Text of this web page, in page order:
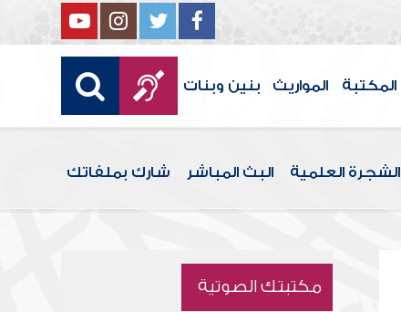
المكتبة المواريث بنين وبنات
الشجرة العلمية البث المباشر شارك بملفاتك
مكتبتك الصوتية